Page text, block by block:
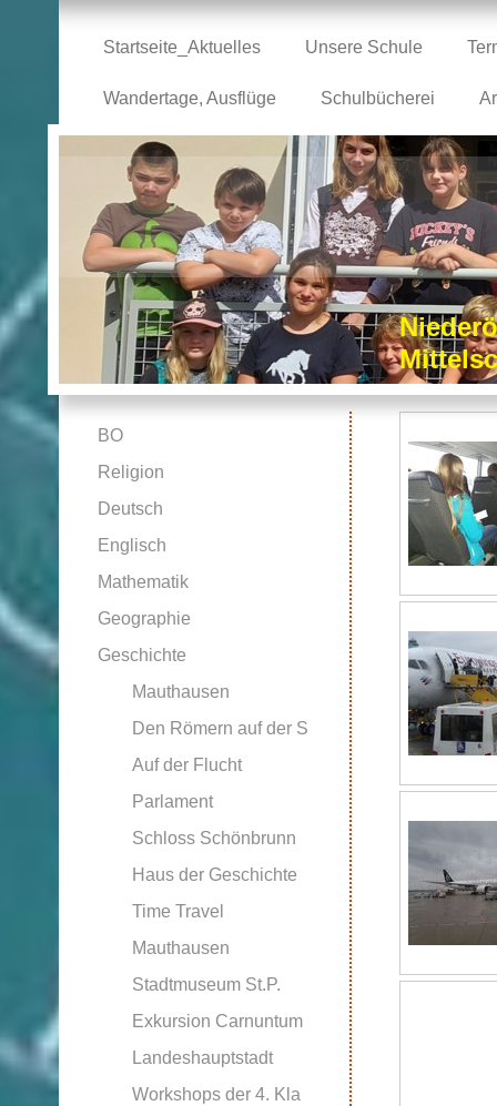
Startseite_Aktuelles Unsere Schule
Wandertage, Ausflüge Schulbücherei
BO
Religion
Deutsch
Englisch
Mathematik
Geographie
Geschichte
Mauthausen
Den Römern auf der S
Auf der Flucht
Parlament
Schloss Schönbrunn
Haus der Geschichte
Time Travel
Mauthausen
Stadtmuseum St.P.
Exkursion Carnuntum
Landeshauptstadt
Workshops der 4. Kla